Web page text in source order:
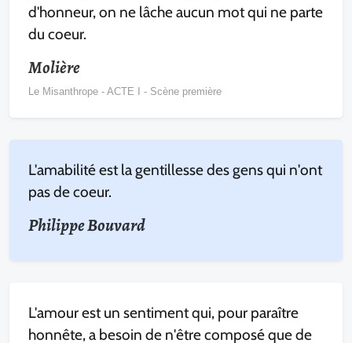
d'honneur, on ne lâche aucun mot qui ne parte
du coeur.
Molière
Le Misanthrope - ACTE I - Scène première
L'amabilité est la gentillesse des gens qui n'ont
pas de coeur.
Philippe Bouvard
L'amour est un sentiment qui, pour paraître
honnête, a besoin de n'être composé que de